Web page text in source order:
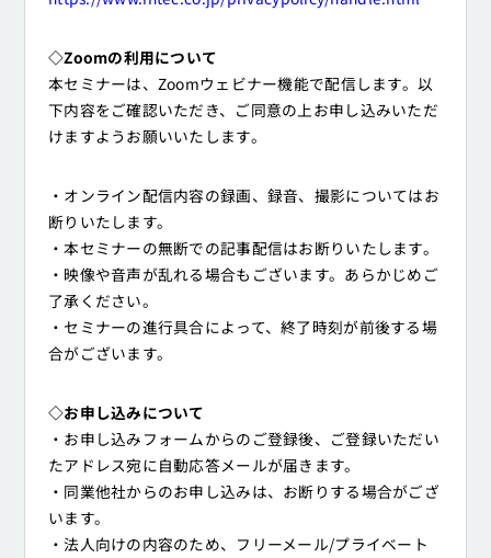
◇Zoomの利用について
本セミナーは、Zoomウェビナー機能で配信します。以
下内容をご確認いただき、ご同意の上お申し込みいただ
けますようお願いいたします。
・オンライン配信内容の録画、録音、撮影についてはお
断りいたします。
・本セミナーの無断での記事配信はお断りいたします。
・映像や音声が乱れる場合もございます。あらかじめご
了承ください。
・セミナーの進行具合によって、終了時刻が前後する場
合がございます。
◇お申し込みについて
・お申し込みフォームからのご登録後、ご登録いただい
たアドレス宛に自動応答メールが届きます。
・同業他社からのお申し込みは、お断りする場合がござ
います。
・法人向けの内容のため、フリーメール/プライベート